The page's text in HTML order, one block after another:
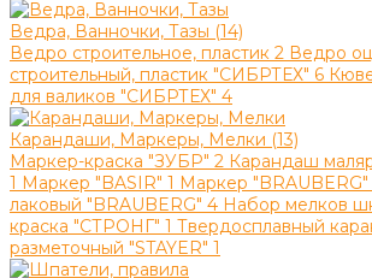
Ведра, Ванночки, Тазы (14)
Ведро строительное, пластик 2 Ведро
строительный, пластик "СИБРТЕХ" 6
для валиков "СИБРТЕХ" 4
Карандаши, Маркеры, Мелки (13)
Маркер-краска "ЗУБР" 2 Карандаш
1 Маркер "BASIR" 1 Маркер "BRAUBERG"
лаковый "BRAUBERG" 4 Набор мелков
краска "СТРОНГ" 1 Твердосплавный
разметочный "STAYER" 1